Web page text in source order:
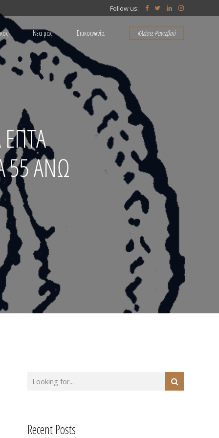
Follow us:
Κλείστε Ραντεβού
ΠΟΙΝΙΚΟ ΔΙΚΑΙΟ
Νέα μας Επικοινωνία
55 ΑΝΩ
Recent Posts